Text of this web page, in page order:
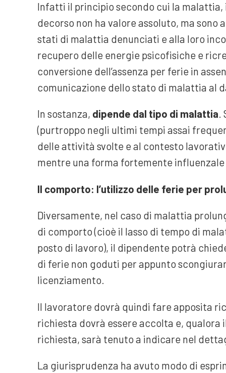
Infatti il principio secondo cui la
decorso non ha valore assoluto, ma
stati di malattia denunciati e alla loro
recupero delle energie psicofisiche e
conversione dell’assenza per ferie in
comunicazione dello stato di malattia al
In sostanza, dipende dal tipo di malattia.
(purtroppo negli ultimi tempi assai
delle attività svolte e al contesto
mentre una forma fortemente
Il comporto: l’utilizzo delle ferie per
Diversamente, nel caso di malattia
di comporto (cioè il lasso di tempo di
posto di lavoro), il dipendente potrà
di ferie non goduti per appunto
licenziamento.
Il lavoratore dovrà quindi fare apposita
richiesta dovrà essere accolta e,
richiesta, sarà tenuto a indicare nel
La giurisprudenza ha avuto modo di